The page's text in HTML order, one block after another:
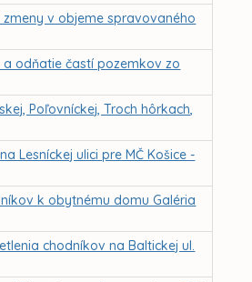
v objeme spravovaného
a odňatie častí pozemkov zo
Poľovníckej, Troch hôrkach,
Lesníckej ulici pre MČ Košice -
k obytnému domu Galéria
chodníkov na Baltickej ul.